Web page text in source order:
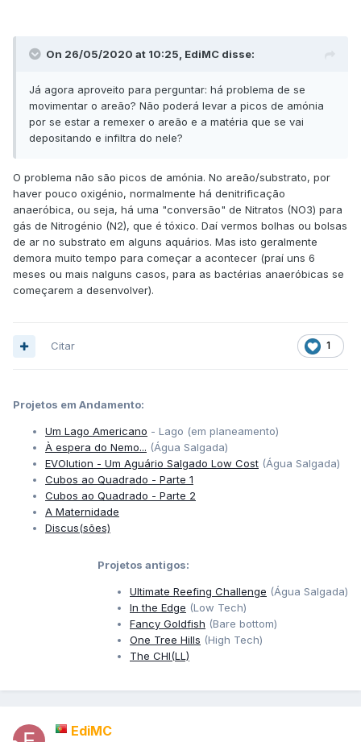
On 26/05/2020 at 10:25, EdiMC disse:
Já agora aproveito para perguntar: há problema de se
movimentar o areão? Não poderá levar a picos de amónia
por se estar a remexer o areão e a matéria que se vai
depositando e infiltra do nele?
O problema não são picos de amónia. No areão/substrato, por
haver pouco oxigénio, normalmente há denitrificação
anaeróbica, ou seja, há uma "conversão" de Nitratos (NO3) para
gás de Nitrogénio (N2), que é tóxico. Daí vermos bolhas ou bolsas
de ar no substrato em alguns aquários. Mas isto geralmente
demora muito tempo para começar a acontecer (praí uns 6
meses ou mais nalguns casos, para as bactérias anaeróbicas se
começarem a desenvolver).
1
Citar
Projetos em Andamento:
Um Lago Americano - Lago (em planeamento)
À espera do Nemo... (Água Salgada)
EVOlution - Um Aguário Salgado Low Cost (Água Salgada)
Cubos ao Quadrado - Parte 1
Cubos ao Quadrado - Parte 2
A Maternidade
Discus(sões)
Projetos antigos:
Ultimate Reefing Challenge (Água Salgada)
In the Edge (Low Tech)
Fancy Goldfish (Bare bottom)
One Tree Hills (High Tech)
The CHI(LL)
EdiMC